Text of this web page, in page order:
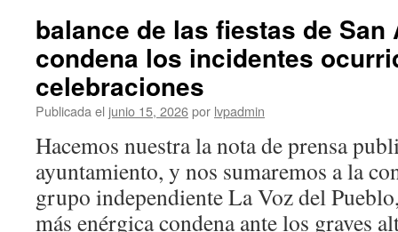
balance de las fiestas de San
condena los incidentes
celebraciones
Publicada el junio 15, 2026por lvpadmin
Hacemos nuestra la nota de prensa
ayuntamiento, y nos sumaremos a la
grupo independiente La Voz del
más enérgica condena ante los graves